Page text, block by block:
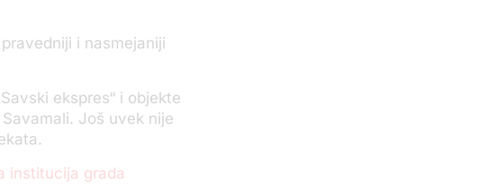
i nasmejaniji
ekspres“ i objekte
Još uvek nije
institucija grada